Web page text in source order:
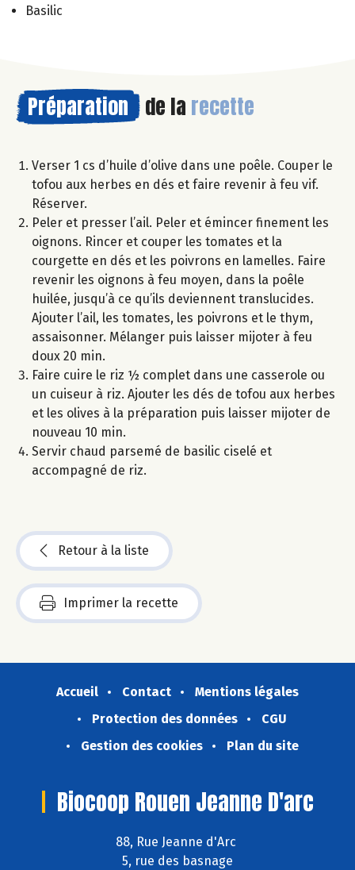
Basilic
Préparation de la recette
Verser 1 cs d’huile d’olive dans une poêle. Couper le
tofou aux herbes en dés et faire revenir à feu vif.
Réserver.
Peler et presser l’ail. Peler et émincer finement les
oignons. Rincer et couper les tomates et la
courgette en dés et les poivrons en lamelles. Faire
revenir les oignons à feu moyen, dans la poêle
huilée, jusqu’à ce qu’ils deviennent translucides.
Ajouter l’ail, les tomates, les poivrons et le thym,
assaisonner. Mélanger puis laisser mijoter à feu
doux 20 min.
Faire cuire le riz ½ complet dans une casserole ou
un cuiseur à riz. Ajouter les dés de tofou aux herbes
et les olives à la préparation puis laisser mijoter de
nouveau 10 min.
Servir chaud parsemé de basilic ciselé et
accompagné de riz.
Retour à la liste
Imprimer la recette
Accueil Contact
Mentions légales
Protection des données
CGU
Gestion des cookies
Plan du site
Biocoop Rouen Jeanne D'arc
88, Rue Jeanne d'Arc
5, rue des basnage